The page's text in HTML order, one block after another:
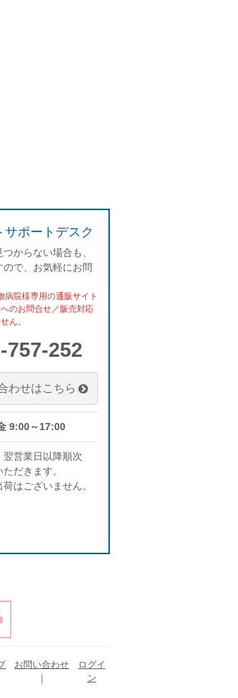
ポートデスク
からない場合も、
で、お気軽にお問
院様専用の通販サイト
のお問合せ／販売対応
ん。
757-252
わせはこちら
9:00～17:00
営業日以降順次
だきます。
はございません。
お問い合わせ
ログイ
ン